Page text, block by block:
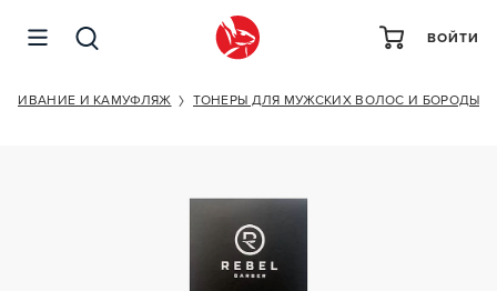
ВОЙТИ
И КАМУФЛЯЖ ТОНЕРЫ ДЛЯ МУЖСКИХ ВОЛОС И БОРОДЫ
REBEL BARBER DARK BROWN 3